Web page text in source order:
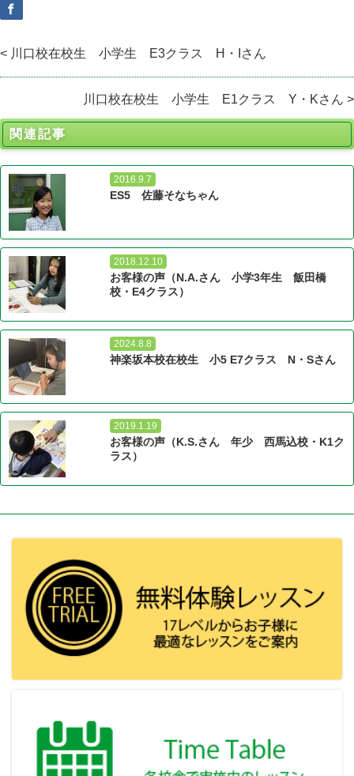
< 川口校在校生 小学生 E3クラス H・Iさん
川口校在校生 小学生 E1クラス Y・Kさん >
関連記事
2016.9.7
ES5 佐藤そなちゃん
2018.12.10
お客様の声（N.A.さん 小学3年生 飯田橋
校・E4クラス）
2024.8.8
神楽坂本校在校生 小5 E7クラス N・Sさん
2019.1.19
お客様の声（K.S.さん 年少 西馬込校・K1ク
ラス）